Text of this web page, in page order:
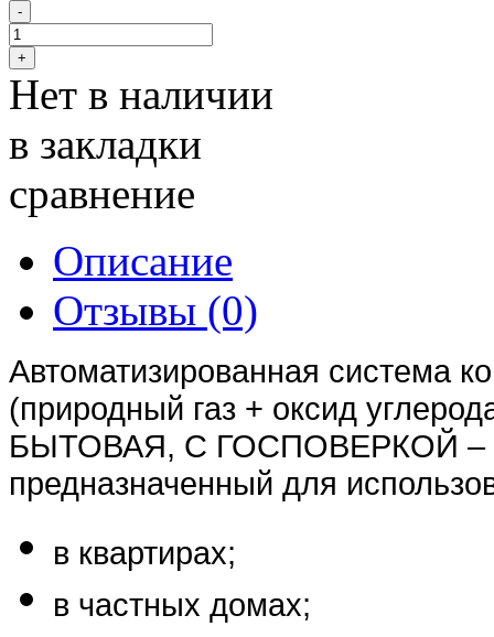
Нет в наличии
в закладки
сравнение
Описание
Отзывы (0)
Автоматизированная система
(природный газ + оксид
БЫТОВАЯ, С ГОСПОВЕРКОЙ –
предназначенный для
в квартирах;
в частных домах;